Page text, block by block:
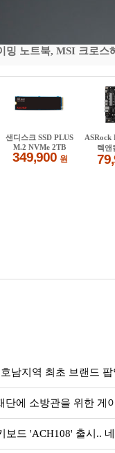
밍 노트북, MSI 크로
남지역 최초 브랜드 팝
에 소방관을 위한 게
보드 'ACH108' 출시..